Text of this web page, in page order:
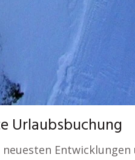
Urlaubsbuchung
Entwicklungen